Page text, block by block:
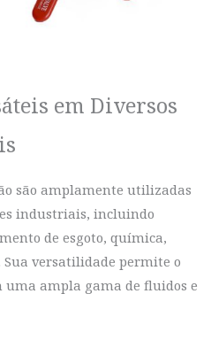
em Diversos
são amplamente utilizadas
industriais, incluindo
de esgoto, química,
versatilidade permite o
uma ampla gama de fluidos e